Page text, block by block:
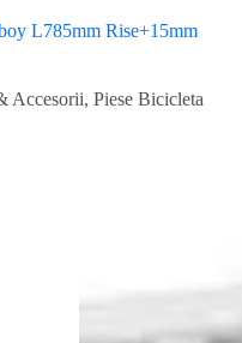
L785mm Rise+15mm
Accesorii, Piese Bicicleta